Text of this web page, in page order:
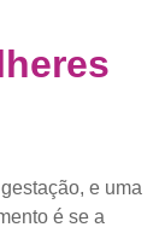
e uma
é se a